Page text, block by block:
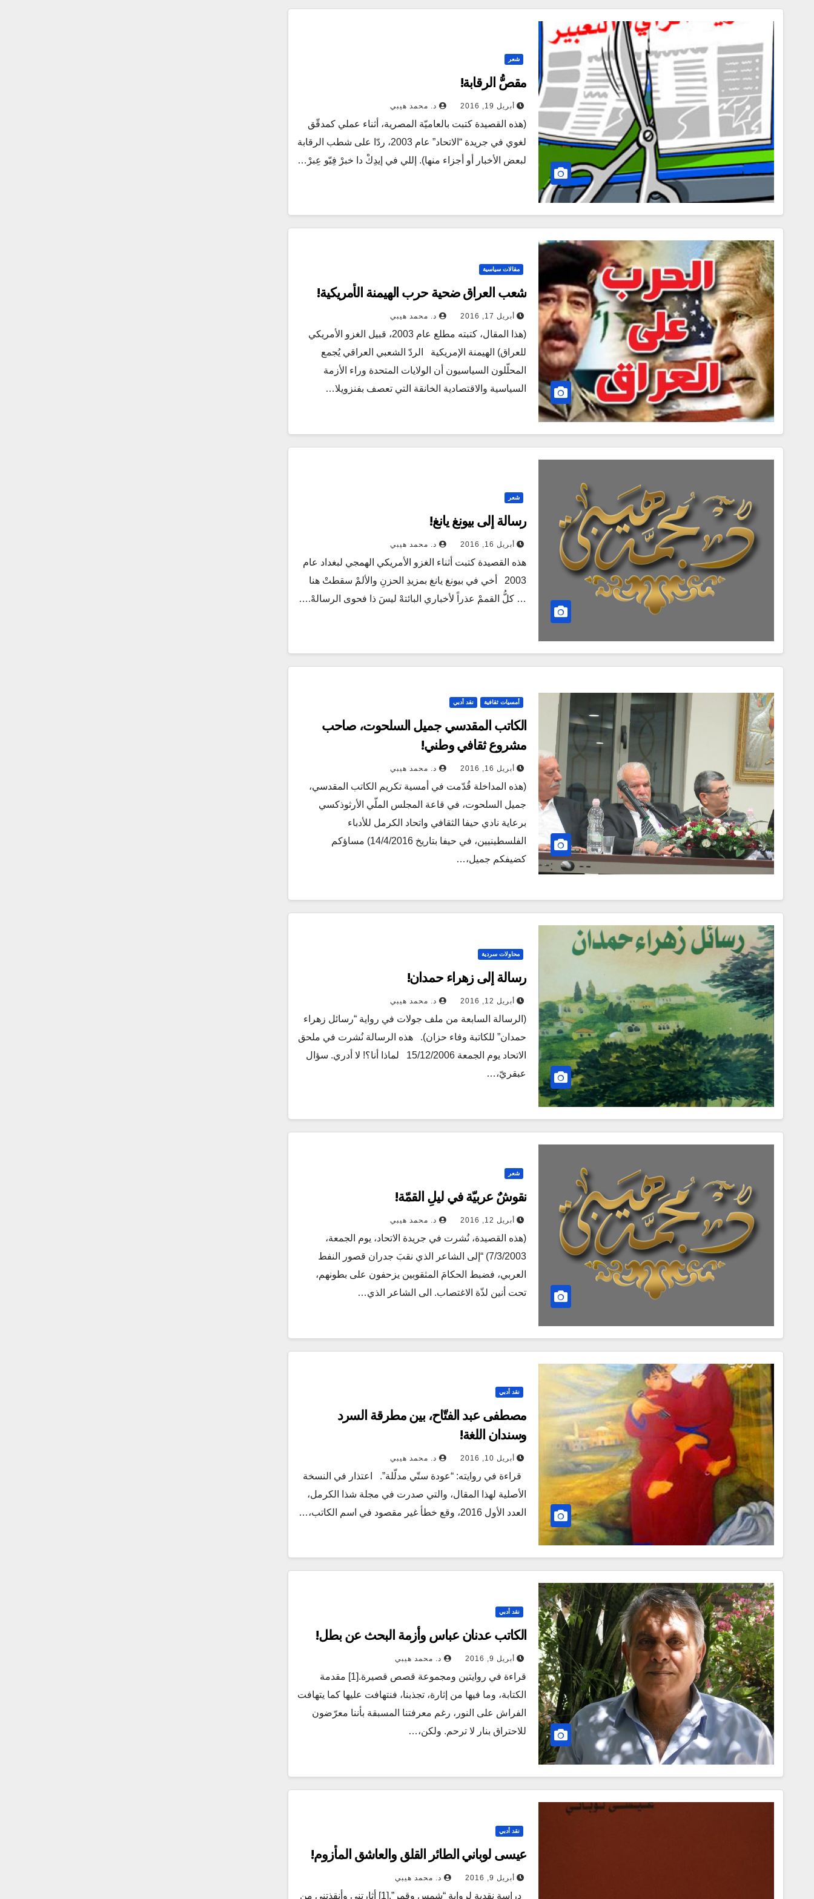
شعر
مقصُّ الرقابة!
أبريل 19, 2016 د. محمد هيبي
(هذه القصيدة كتبت بالعاميّة المصرية، أثناء عملي كمدقّق
لغوي في جريدة “الاتحاد” عام 2003، ردّا على شطب الرقابة
لبعض الأخبار أو أجزاء منها). إللي في إيدِكْ دا خبرْ فِيّو عِبرْ…
مقالات سياسية
شعب العراق ضحية حرب الهيمنة الأمريكية!
أبريل 17, 2016 د. محمد هيبي
(هذا المقال، كتبته مطلع عام 2003، قبيل الغزو الأمريكي
للعراق) الهيمنة الإمريكية الردّ الشعبي العراقي يُجمع
المحلّلون السياسيون أن الولايات المتحدة وراء الأزمة
السياسية والاقتصادية الخانقة التي تعصف بفنزويلا…
شعر
رسالة إلى بيونغ يانغ!
أبريل 16, 2016 د. محمد هيبي
هذه القصيدة كتبت أثناء الغزو الأمريكي الهمجي لبغداد عام
2003 أخي في بيونغ يانغ بمزيدِ الحزنِ والألمْ سقطتْ هنا
… كلُّ القممْ عذراً لأخباري البائتهْ ليسَ ذا فحوى الرسالهْ.…
أمسيات ثقافية نقد أدبي
الكاتب المقدسي جميل السلحوت، صاحب
مشروع ثقافي وطني!
أبريل 16, 2016 د. محمد هيبي
(هذه المداخلة قُدّمت في أمسية تكريم الكاتب المقدسي،
جميل السلحوت، في قاعة المجلس الملّي الأرثوذكسي
برعاية نادي حيفا الثقافي واتحاد الكرمل للأدباء
الفلسطينيين، في حيفا بتاريخ 14/4/2016) مساؤكم
كضيفكم جميل،…
محاولات سردية
رسالة إلى زهراء حمدان!
أبريل 12, 2016 د. محمد هيبي
(الرسالة السابعة من ملف جولات في رواية “رسائل زهراء
حمدان” للكاتبة وفاء حزان). هذه الرسالة نُشرت في ملحق
الاتحاد يوم الجمعة 15/12/2006 لماذا أنا؟! لا أدري. سؤال
عبقريّ،…
شعر
نقوشٌ عربيّة في ليلِ القمّة!
أبريل 12, 2016 د. محمد هيبي
(هذه القصيدة، نُشرت في جريدة الاتحاد، يوم الجمعة،
7/3/2003) “إلى الشاعر الذي نقبَ جدران قصور النفط
العربي، فضبط الحكامَ المثقوبين يزحفون على بطونهم،
تحت أنين لذّة الاغتصاب. الى الشاعر الذي…
نقد أدبي
مصطفى عبد الفتّاح، بين مطرقة السرد
وسندان اللغة!
أبريل 10, 2016 د. محمد هيبي
قراءة في روايته: “عودة ستّي مدلّلة”. اعتذار في النسخة
الأصلية لهذا المقال، والتي صدرت في مجلة شذا الكرمل،
العدد الأول 2016، وقع خطأ غير مقصود في اسم الكاتب،…
نقد أدبي
الكاتب عدنان عباس وأزمة البحث عن بطل!
أبريل 9, 2016 د. محمد هيبي
قراءة في روايتين ومجموعة قصص قصيرة.[1] مقدمة
الكتابة، وما فيها من إثارة، تجذبنا، فنتهافت عليها كما يتهافت
الفراش على النور، رغم معرفتنا المسبقة بأننا معرّضون
للاحتراق بنار لا ترحم. ولكن،…
نقد أدبي
عيسى لوباني الطائر القلق والعاشق المأزوم!
أبريل 9, 2016 د. محمد هيبي
دراسة نقدية لرواية “شمس وقمر”.[1] أثارتني وأنقذتني من